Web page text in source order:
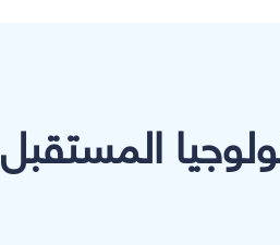
المستقبل